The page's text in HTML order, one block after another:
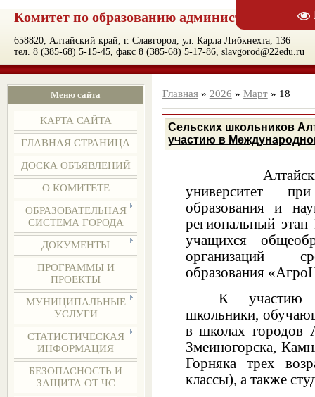
Комитет по образованию администрации
658820, Алтайский край, г. Славгород, ул. Карла Либкнехта, 136
тел. 8 (385-68) 5-15-45, факс 8 (385-68) 5-17-86, slavgorod@22edu.ru
Меню сайта
КАРТА САЙТА
ГЛАВНАЯ СТРАНИЦА
ДОСКА ОБЪЯВЛЕНИЙ
О КОМИТЕТЕ
ОБРАЗОВАТЕЛЬНАЯ
СИСТЕМА ГОРОДА
ДОКУМЕНТЫ
ПРОГРАММЫ И
ПРОЕКТЫ
МУНИЦИПАЛЬНЫЕ
УСЛУГИ
СТАТИСТИЧЕСКАЯ
ИНФОРМАЦИЯ
БЕЗОПАСНОСТЬ И
ЗАЩИТА ОТ ЧС
Главная» 2026 » Март » 18
Сельских школьников
участию в
Алтайский
университет
образования и
региональный
учащихся
организаций
образования
К участию
школьники,
в школах городов
Змеиногорска,
Горняка трех
классы), а также